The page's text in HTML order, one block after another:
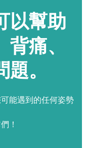
以幫助
痛、
。
能遇到的任何姿勢
！